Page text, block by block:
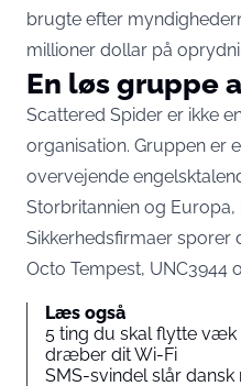
brugte efter
millioner dollar på
En løs gruppe
Scattered Spider er ikke
organisation. Gruppen er
overvejende
Storbritannien og
Sikkerhedsfirmaer sporer
Octo Tempest, UNC3944
Læs også
5 ting du skal flytte væk
dræber dit Wi-Fi
SMS-svindel slår